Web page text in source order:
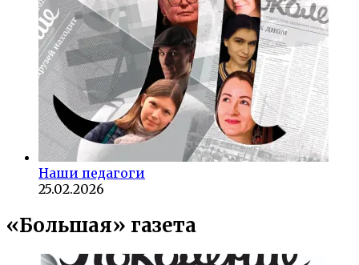
Наши педагоги
25.02.2026
«Большая» газета